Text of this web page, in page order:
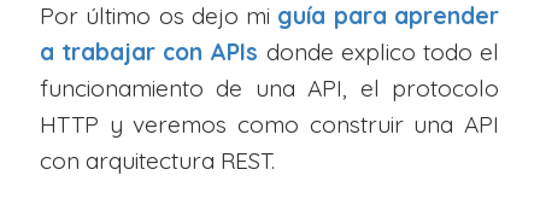
Por último os dejo mi guía para aprender
a trabajar con APIs donde explico todo el
funcionamiento de una API, el protocolo
HTTP y veremos como construir una API
con arquitectura REST.